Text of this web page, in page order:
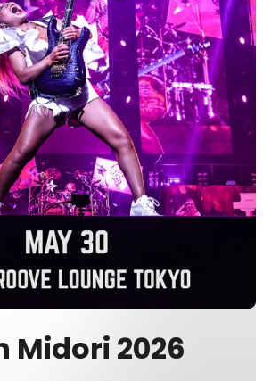
Midori 2026